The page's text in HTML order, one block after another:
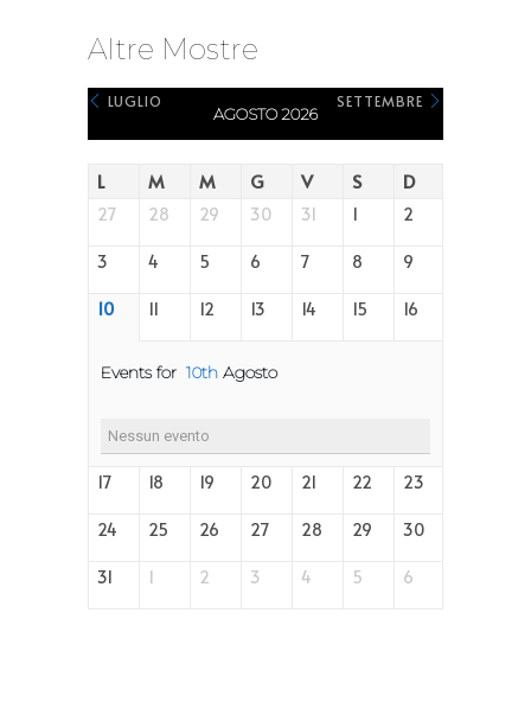
Altre Mostre
LUGLIO
AGOSTO 2026
SETTEMBRE
L M M G V S D
27 28 29 30 31 1 2
3 4 5 6 7 8 9
10 11 12 13 14 15 16
Events for 10th Agosto
Nessun evento
17 18 19 20 21 22 23
24 25 26 27 28 29 30
31 1 2 3 4 5 6